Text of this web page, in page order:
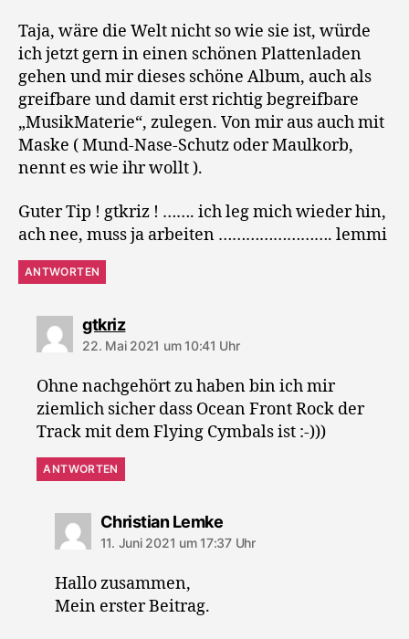
Taja, wäre die Welt nicht so wie sie ist, würde
ich jetzt gern in einen schönen Plattenladen
gehen und mir dieses schöne Album, auch als
greifbare und damit erst richtig begreifbare
„MusikMaterie“, zulegen. Von mir aus auch mit
Maske ( Mund-Nase-Schutz oder Maulkorb,
nennt es wie ihr wollt ).
Guter Tip ! gtkriz ! ……. ich leg mich wieder hin,
ach nee, muss ja arbeiten ……………………. lemmi
ANTWORTEN
gtkrizsagt:
22. Mai 2021 um 10:41 Uhr
Ohne nachgehört zu haben bin ich mir
ziemlich sicher dass Ocean Front Rock der
Track mit dem Flying Cymbals ist :-)))
ANTWORTEN
Christian Lemkesagt:
11. Juni 2021 um 17:37 Uhr
Hallo zusammen,
Mein erster Beitrag.